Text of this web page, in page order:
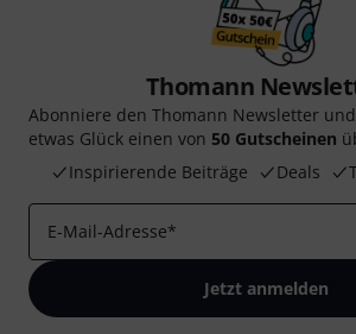
Thomann
Abonniere den Thomann Newsletter
etwas Glück einen von 50 Gutscheinen
Inspirierende Beiträge
Deals
E-Mail-Adresse*
Jetzt anmelden